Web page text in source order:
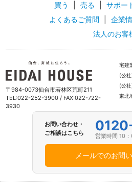
買う 売る サポー
よくあるご質問
企業
法人のお客
〒984-0073仙台市若林区荒町211
TEL:022-252-3900 / FAX:022-722-
3930
宅建
(公
(公
東北
お問い合わせ・
ご相談はこちら
営業時間 10
メールでのお問